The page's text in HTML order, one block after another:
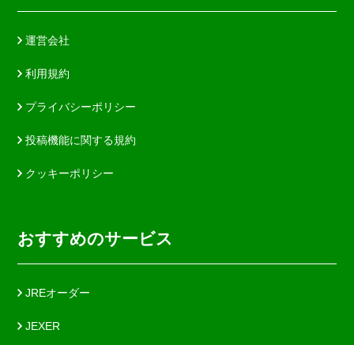
運営会社
利用規約
プライバシーポリシー
投稿機能に関する規約
クッキーポリシー
おすすめのサービス
JREオーダー
JEXER